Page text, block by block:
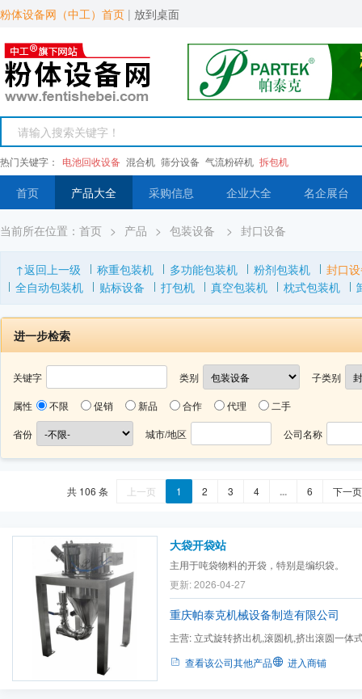
粉体设备网（中工）首页 | 放到桌面
热门关键字： 电池回收设备 混合机 筛分设备 气流粉碎机 拆包机
首页 产品大全 采购信息 企业大全 名企展台
当前所在位置： 首页 > 产品 > 包装设备 > 封口设备
↑返回上一级 称重包装机 多功能包装机 粉剂包装机
封口
全自动包装机
贴标设备 打包机 真空包装机 枕式包装机
进一步检索
关键字 类别 子类别
属性 不限 促销 新品 合作 代理 二手
省份 城市/地区 公司名称
共 106 条 上一页 1 2 3 4 ... 6 下一页
大袋开袋站
主用于吨袋物料的开袋，特别是编织袋。
更新: 2026-04-27
重庆帕泰克机械设备制造有限公司
主营: 立式旋转挤出机,滚圆机,挤出滚圆一体
查看该公司其他产品 进入商铺